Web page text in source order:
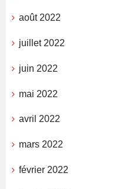
août 2022
juillet 2022
juin 2022
mai 2022
avril 2022
mars 2022
février 2022